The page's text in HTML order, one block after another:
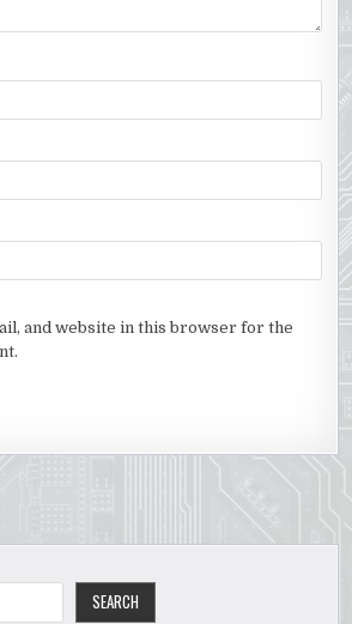
and website in this browser for the
SEARCH